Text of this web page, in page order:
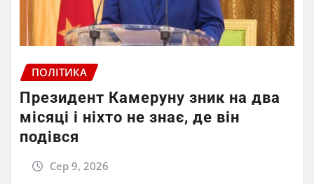
ПОЛІТИКА
Президент Камеруну зник на два
місяці і ніхто не знає, де він
подівся
Сер 9, 2026